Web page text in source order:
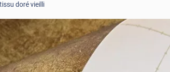
doré vieilli